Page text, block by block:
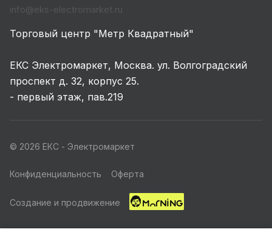
info@eks-electromarket.ru
Торговый центр "Метр Квадратный"
ЕКС Электромаркет, Москва. ул. Волгоградский
проспект д. 32, корпус 25.
- первый этаж, пав.219
© 2026 ЕКС - Электромаркет
Конфиденциальность Оферта
Создание и продвижение